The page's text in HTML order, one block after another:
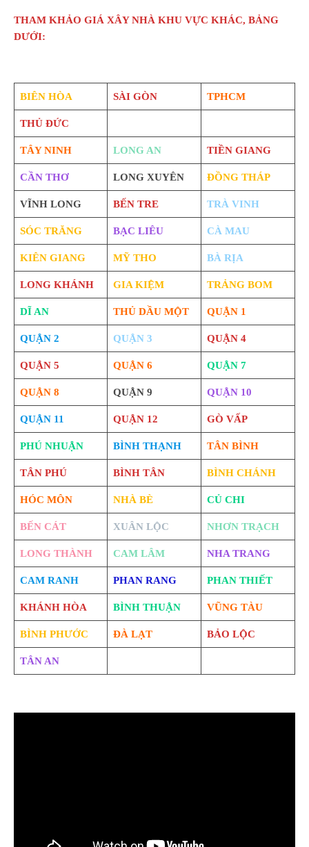
THAM KHẢO GIÁ XÂY NHÀ KHU VỰC KHÁC, BẢNG
DƯỚI:
BIÊN HÒA SÀI GÒN TPHCM
THỦ ĐỨC
TÂY NINH LONG AN TIỀN GIANG
CẦN THƠ LONG XUYÊN ĐỒNG THÁP
VĨNH LONG BẾN TRE TRÀ VINH
SÓC TRĂNG BẠC LIÊU CÀ MAU
KIÊN GIANG MỸ THO BÀ RỊA
LONG KHÁNH GIA KIỆM TRẢNG BOM
DĨ AN THỦ DẦU MỘT QUẬN 1
QUẬN 2 QUẬN 3 QUẬN 4
QUẬN 5 QUẬN 6 QUẬN 7
QUẬN 8 QUẬN 9 QUẬN 10
QUẬN 11 QUẬN 12 GÒ VẤP
PHÚ NHUẬN BÌNH THẠNH TÂN BÌNH
TÂN PHÚ BÌNH TÂN BÌNH CHÁNH
HÓC MÔN NHÀ BÈ CỦ CHI
BẾN CÁT XUÂN LỘC NHƠN TRẠCH
LONG THÀNH CAM LÂM NHA TRANG
CAM RANH PHAN RANG PHAN THIẾT
KHÁNH HÒA BÌNH THUẬN VŨNG TÀU
BÌNH PHƯỚC ĐÀ LẠT BẢO LỘC
TÂN AN